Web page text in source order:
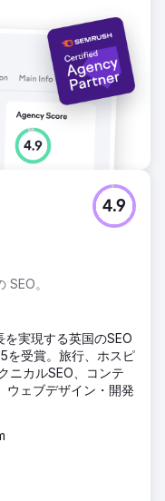
。
4.9
実現する英国のSEO
を受賞。旅行、ホスピ
ニカルSEO、コンテ
ウェブデザイン・開発